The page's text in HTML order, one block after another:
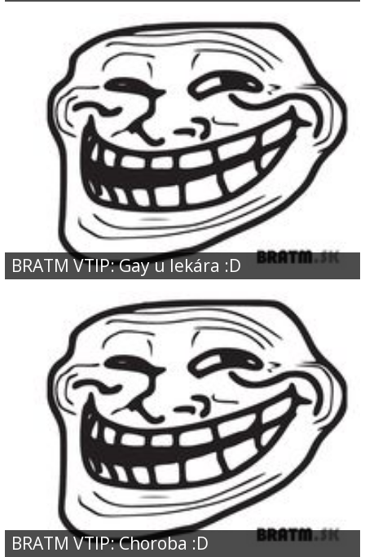
BRATM VTIP: Gay u lekára :D
BRATM VTIP: Choroba :D